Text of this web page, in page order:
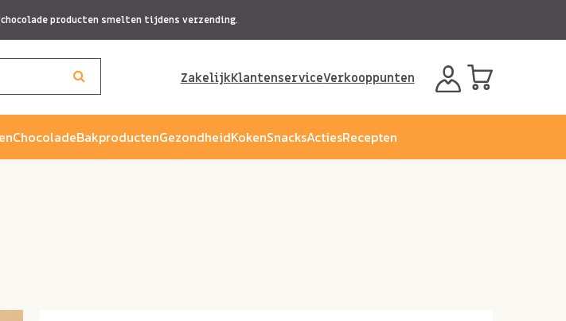
producten smelten tijdens verzending.
ZakelijkKlantenserviceVerkooppunten
ChocoladeBakproductenGezondheidKokenSnacksActiesRecepten